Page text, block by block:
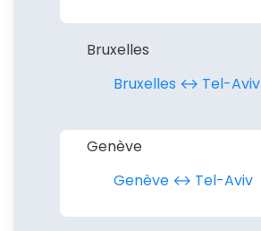
Bruxelles
Bruxelles ↔︎ Tel-Aviv
Genève
Genève ↔︎ Tel-Aviv